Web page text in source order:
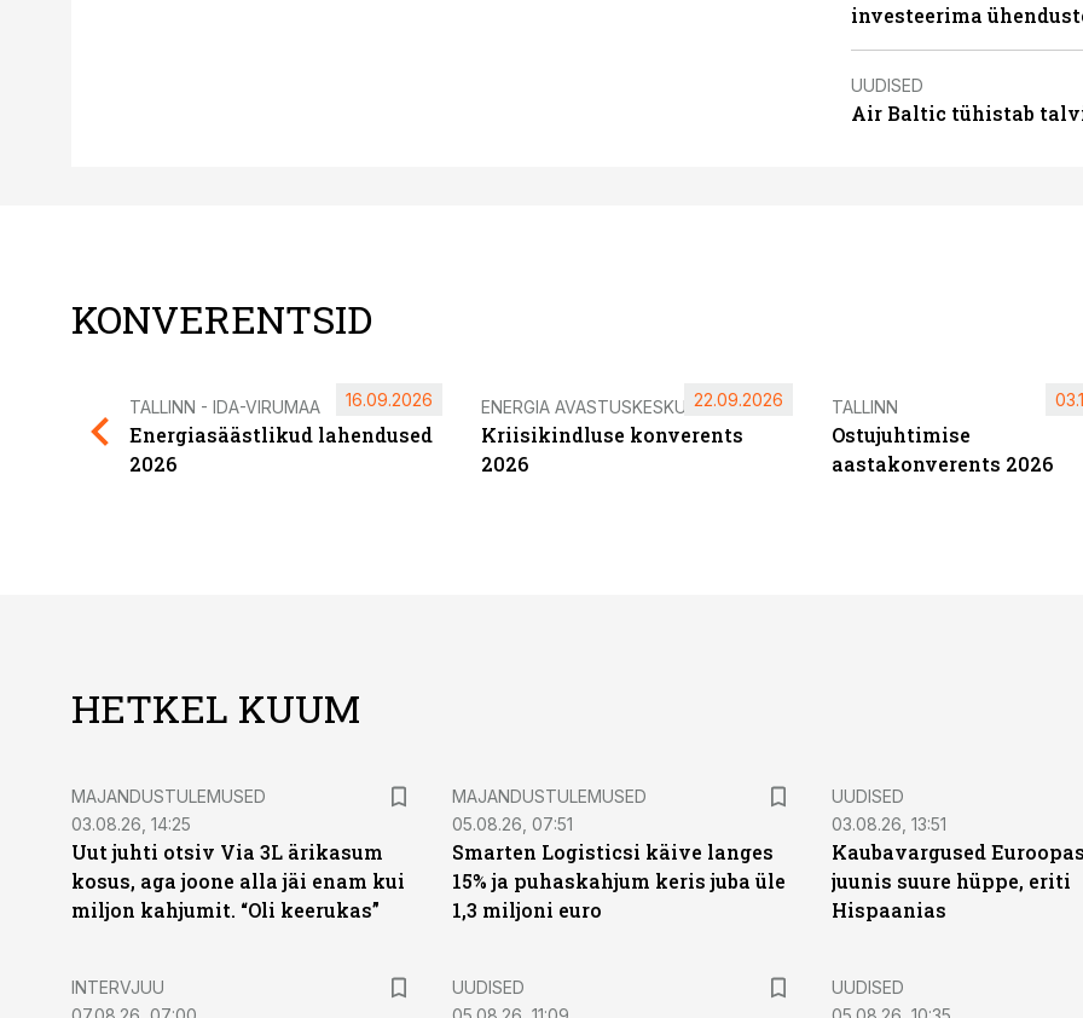
investeerima
UUDISED
Air Baltic tühistab
KONVERENTSID
TALLINN - IDA-VIRUMAA
Energiasäästlikud lahendused
2026
16.09.2026 ENERGIA AVASTUSKESKUS
Kriisikindluse konverents
2026
22.09.2026 TALLINN
Ostujuhtimise
aastakonverents 2026
HETKEL KUUM
MAJANDUSTULEMUSED
03.08.26, 14:25
Uut juhti otsiv Via 3L ärikasum
kosus, aga joone alla jäi enam kui
miljon kahjumit. “Oli keerukas”
MAJANDUSTULEMUSED
05.08.26, 07:51
Smarten Logisticsi käive langes
15% ja puhaskahjum keris juba üle
1,3 miljoni euro
UUDISED
03.08.26, 13:51
Kaubavargused
juunis suure hüppe, eriti
Hispaanias
INTERVJUU
UUDISED
UUDISED